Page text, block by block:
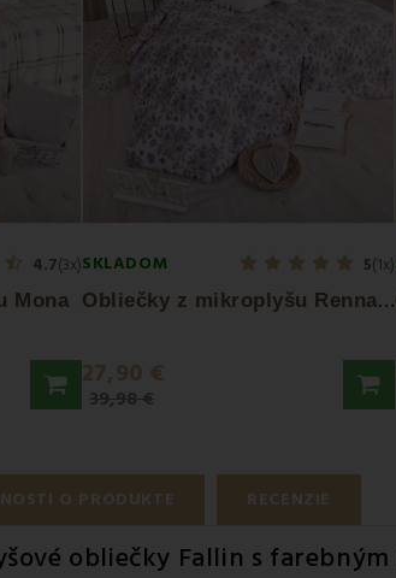
4.7(3x)
Mona
SKLADOM 5(1x)
O
bliečky z mikroplyšu Renna EMI
27,90 €
39,98 €
O PRODUKTE RECENZIE
obliečky Fallin s